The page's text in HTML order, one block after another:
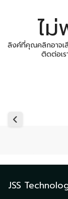
ไ
ลิงค์ที่คุณคลิกอาจเ
ติดต่อเ
JSS